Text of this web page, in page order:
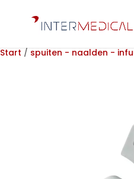
Start / spuiten - naalden -